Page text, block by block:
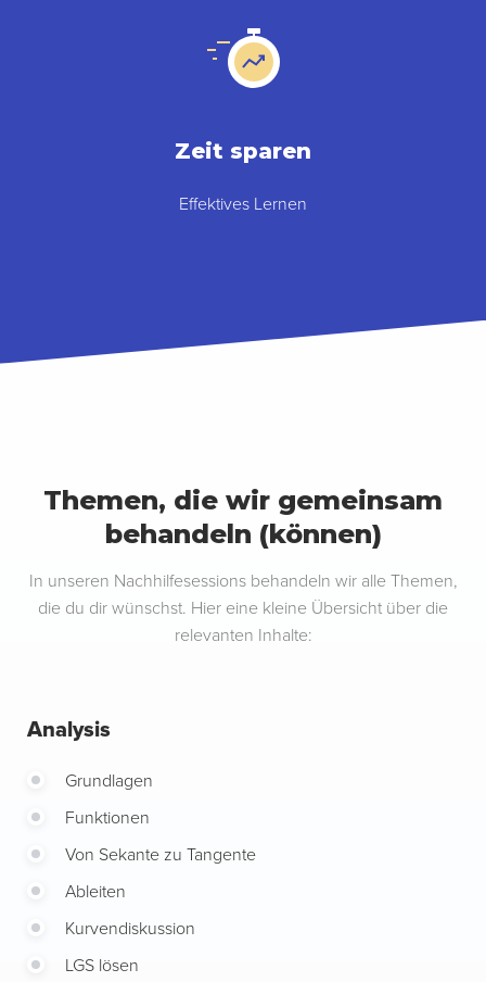
Zeit sparen
Effektives Lernen
Themen, die wir gemeinsam
behandeln (können)
In unseren Nachhilfesessions behandeln wir alle Themen,
die du dir wünschst. Hier eine kleine Übersicht über die
relevanten Inhalte:
Analysis
Grundlagen
Funktionen
Von Sekante zu Tangente
Ableiten
Kurvendiskussion
LGS lösen